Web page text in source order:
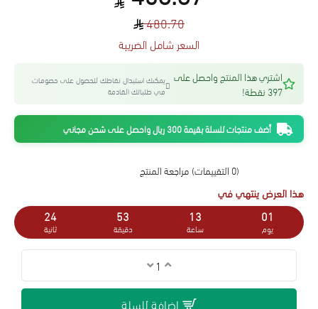
(0 التقييمات) مراجعة المنتج
هذا العرض ينتهي في
01
يوم
13
ساعة
53
دقيقة
23
ثانية
480.70
السعر شامل الضريبة
اشتري هذا المنتج واحصل على
397 نقطة!
يمكنك استبدال نقاطك للحصول على خصومات
في طلباتك القادمة
أضف منتجات للسلة بقيمة 300 ريال واحصل على شحن مجاني
إضافة للسلة